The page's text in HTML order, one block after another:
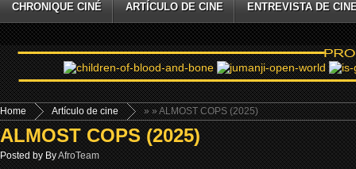
CHRONIQUE CINÉ ARTÍCULO DE CINE ENTREVISTA DE
Home »
Artículo de cine » ALMOST COPS (2025)
ALMOST COPS (2025)
Posted by ByAfroTeam